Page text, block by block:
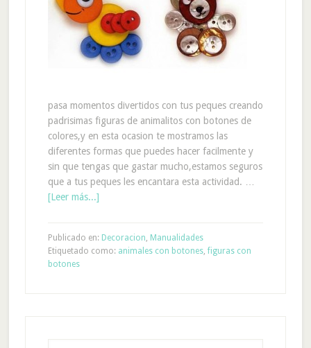
pasa momentos divertidos con tus peques creando
padrisimas figuras de animalitos con botones de
colores,y en esta ocasion te mostramos las
diferentes formas que puedes hacer facilmente y
sin que tengas que gastar mucho,estamos seguros
que a tus peques les encantara esta actividad. …
[Leer más...]
Publicado en: Decoracion, Manualidades
Etiquetado como: animales con botones, figuras con
botones